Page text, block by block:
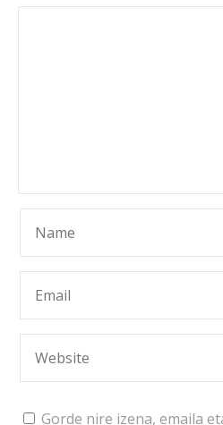
Gorde nire izena, emaila